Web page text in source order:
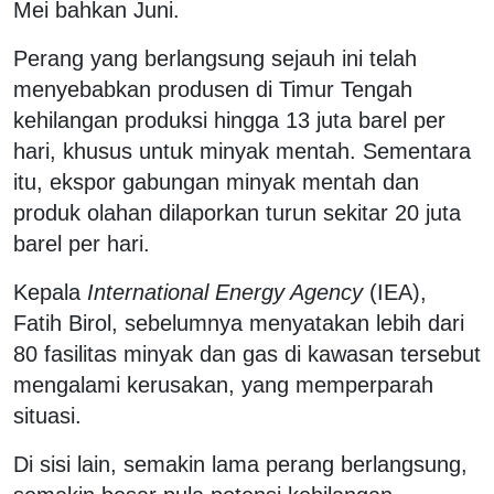
Mei bahkan Juni.
Perang yang berlangsung sejauh ini telah
menyebabkan produsen di Timur Tengah
kehilangan produksi hingga 13 juta barel per
hari, khusus untuk minyak mentah. Sementara
itu, ekspor gabungan minyak mentah dan
produk olahan dilaporkan turun sekitar 20 juta
barel per hari.
Kepala International Energy Agency(IEA),
Fatih Birol, sebelumnya menyatakan lebih dari
80 fasilitas minyak dan gas di kawasan tersebut
mengalami kerusakan, yang memperparah
situasi.
Di sisi lain, semakin lama perang berlangsung,